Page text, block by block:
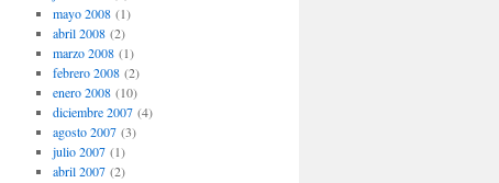
mayo 2008(1)
abril 2008(2)
marzo 2008(1)
febrero 2008(2)
enero 2008(10)
diciembre 2007(4)
agosto 2007(3)
julio 2007(1)
abril 2007(2)